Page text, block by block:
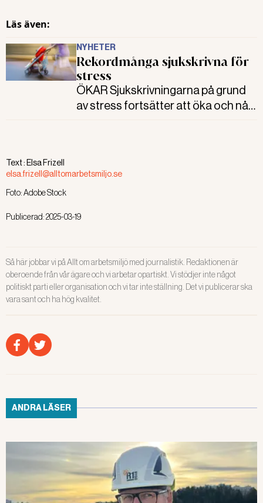
Läs även:
NYHETER
Rekordmånga sjukskrivna för
stress
ÖKAR Sjukskrivningarna på grund
av stress fortsätter att öka och når
visar Försäkringskassans årliga
lägesrapport om psykisk ohälsa.
Text : Elsa Frizell
elsa.frizell@alltomarbetsmiljo.se
Foto:Adobe Stock
Publicerad:2025-03-19
Så här jobbar vi på Allt om arbetsmiljö med journalistik. Redaktionen är
oberoende från vår ägare och vi arbetar opartiskt. Vi stödjer inte något
politiskt parti eller organisation och vi tar inte ställning. Det vi publicerar ska
vara sant och ha hög kvalitet.
ANDRA LÄSER